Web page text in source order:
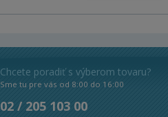
Chcete poradiť s výberom tovaru?
Sme tu pre vás od 8:00 do 16:00
02 / 205 103 00